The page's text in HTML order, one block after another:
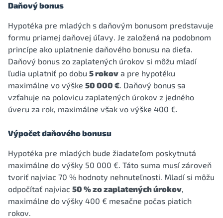
Daňový bonus
Hypotéka pre mladých s daňovým bonusom predstavuje
formu priamej daňovej úľavy. Je založená na podobnom
princípe ako uplatnenie daňového bonusu na dieťa.
Daňový bonus zo zaplatených úrokov si môžu mladí
ľudia uplatniť po dobu 5 rokov a pre hypotéku
maximálne vo výške 50 000 €. Daňový bonus sa
vzťahuje na polovicu zaplatených úrokov z jedného
úveru za rok, maximálne však vo výške 400 €.
Výpočet daňového bonusu
Hypotéka pre mladých bude žiadateľom poskytnutá
maximálne do výšky 50 000 €. Táto suma musí zároveň
tvoriť najviac 70 % hodnoty nehnuteľnosti. Mladí si môžu
odpočítať najviac 50 % zo zaplatených úrokov,
maximálne do výšky 400 € mesačne počas piatich
rokov.